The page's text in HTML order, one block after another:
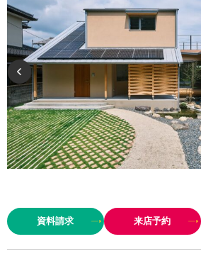
せるお家だったら嬉しい” ——そんなお客様の
ら施工までトータルでサポート。素敵なアイデ…
資料請求 来店予約